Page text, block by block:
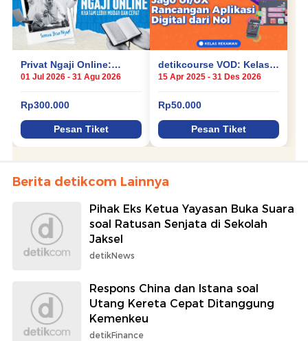
Berita detikcom Lainnya
Pihak Eks Ketua Yayasan Buka Suara
soal Ratusan Senjata di Sekolah
Jaksel
detikNews
Respons China dan Istana soal
Utang Kereta Cepat Ditanggung
Kemenkeu
detikFinance